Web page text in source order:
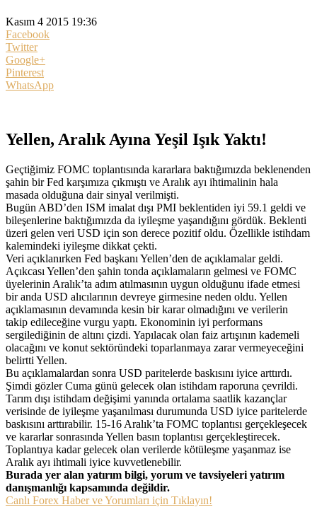
Kasım 4 2015 19:36
Facebook
Twitter
Google+
Pinterest
WhatsApp
Yellen, Aralık Ayına Yeşil Işık Yaktı!
Geçtiğimiz FOMC toplantısında kararlara baktığımızda beklenenden
şahin bir Fed karşımıza çıkmıştı ve Aralık ayı ihtimalinin hala
masada olduğuna dair sinyal verilmişti.
Bugün ABD’den ISM imalat dışı PMI beklentiden iyi 59.1 geldi ve
bileşenlerine baktığımızda da iyileşme yaşandığını gördük. Beklenti
üzeri gelen veri USD için son derece pozitif oldu. Özellikle istihdam
kalemindeki iyileşme dikkat çekti.
Veri açıklanırken Fed başkanı Yellen’den de açıklamalar geldi.
Açıkcası Yellen’den şahin tonda açıklamaların gelmesi ve FOMC
üyelerinin Aralık’ta adım atılmasının uygun olduğunu ifade etmesi
bir anda USD alıcılarının devreye girmesine neden oldu. Yellen
açıklamasının devamında kesin bir karar olmadığını ve verilerin
takip edileceğine vurgu yaptı. Ekonominin iyi performans
sergilediğinin de altını çizdi. Yapılacak olan faiz artışının kademeli
olacağını ve konut sektöründeki toparlanmaya zarar vermeyeceğini
belirtti Yellen.
Bu açıklamalardan sonra USD paritelerde baskısını iyice arttırdı.
Şimdi gözler Cuma günü gelecek olan istihdam raporuna çevrildi.
Tarım dışı istihdam değişimi yanında ortalama saatlik kazançlar
verisinde de iyileşme yaşanılması durumunda USD iyice paritelerde
baskısını arttırabilir. 15-16 Aralık’ta FOMC toplantısı gerçekleşecek
ve kararlar sonrasında Yellen basın toplantısı gerçekleştirecek.
Toplantıya kadar gelecek olan verilerde kötüleşme yaşanmaz ise
Aralık ayı ihtimali iyice kuvvetlenebilir.
Burada yer alan yatırım bilgi, yorum ve tavsiyeleri yatırım
danışmanlığı kapsamında değildir.
Canlı Forex Haber ve Yorumları için Tıklayın!